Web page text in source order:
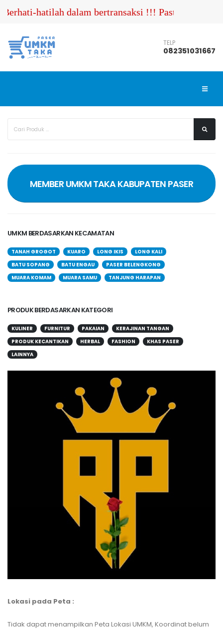
hatilah dalam bertransaksi !!! Pastikan Anda
TELP
082351031667
MEMBER UMKM TAKA KABUPATEN PASER
UMKM BERDASARKAN KECAMATAN
TANAH GROGOT KUARO LONG IKIS
LONG KALI
BATU SOPANG
BATU ENGAU
PASER BELENGKONG
MUARA KOMAM
MUARA SAMU TANJUNG HARAPAN
PRODUK BERDASARKAN KATEGORI
KULINER FURNITUR PAKAIAN
KERAJINAN TANGAN
PRODUK KECANTIKAN
HERBAL FASHION
KHAS PASER
LAINNYA
Lokasi pada Peta :
Tidak dapat menampilkan Peta Lokasi UMKM, Koordinat belum